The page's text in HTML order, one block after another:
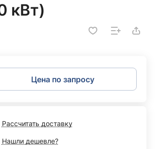
кВт)
Цена по запросу
Рассчитать доставку
Нашли дешевле?